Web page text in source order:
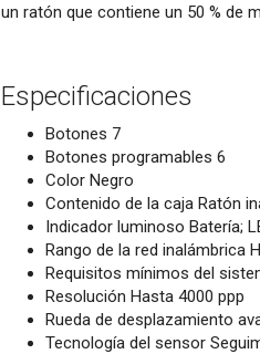
un ratón que contiene un 50 % de
Especificaciones
Botones 7
Botones programables 6
Color Negro
Contenido de la caja Ratón
Indicador luminoso Batería;
Rango de la red inalámbrica
Requisitos mínimos del
Resolución Hasta 4000 ppp
Rueda de desplazamiento
Tecnología del sensor